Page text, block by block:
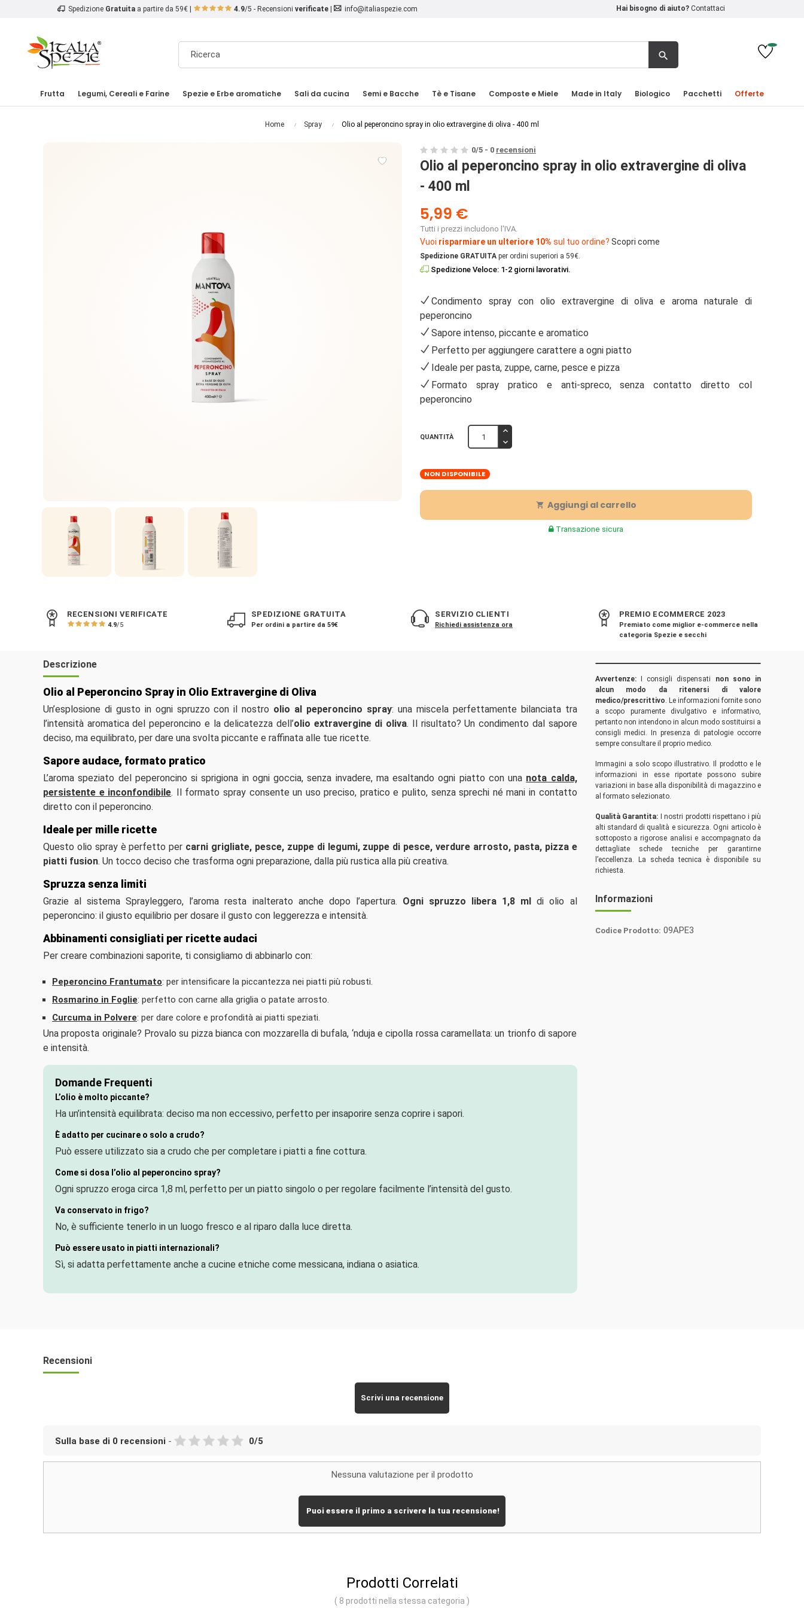
Spedizione Gratuita a partire da 59€ | 4.9/5 - Recensioni verificate info@italiaspezie.com Hai bisogno di aiuto? Contattaci
search
Frutta Legumi, Cereali e Farine Spezie e Erbe aromatiche Sali da cucina Semi e Bacche Tè e Tisane Composte e Miele Made in Italy Biologico Pacchetti Offerte
Home Spray Olio al peperoncino spray in olio extravergine di oliva - 400 ml

0/5 - 0 recensioni
Olio al peperoncino spray in olio extravergine di oliva
- 400 ml
5,99 €
Tutti i prezzi includono l'IVA.
Vuoi risparmiare un ulteriore 10% sul tuo ordine? Scopri come
Spedizione GRATUITA per ordini superiori a 59€.
Spedizione Veloce: 1-2 giorni lavorativi.
Condimento spray con olio extravergine di oliva e aroma naturale di
peperoncino
Sapore intenso, piccante e aromatico
Perfetto per aggiungere carattere a ogni piatto
Ideale per pasta, zuppe, carne, pesce e pizza
Formato spray pratico e anti-spreco, senza contatto diretto col
peperoncino
QUANTITÀ
NON DISPONIBILE
 Aggiungi al carrello
Transazione sicura
RECENSIONI VERIFICATE
4.9/5
SPEDIZIONE GRATUITA
Per ordini a partire da 59€
SERVIZIO CLIENTI
Richiedi assistenza ora
PREMIO ECOMMERCE 2023
Premiato come miglior e-commerce nella
categoria Spezie e secchi
Descrizione
Olio al Peperoncino Spray in Olio Extravergine di Oliva
Un’esplosione di gusto in ogni spruzzo con il nostro olio al peperoncino spray: una miscela perfettamente bilanciata tra
l’intensità aromatica del peperoncino e la delicatezza dell’olio extravergine di oliva. Il risultato? Un condimento dal sapore
deciso, ma equilibrato, per dare una svolta piccante e raffinata alle tue ricette.
Sapore audace, formato pratico
L’aroma speziato del peperoncino si sprigiona in ogni goccia, senza invadere, ma esaltando ogni piatto con una nota calda,
persistente e inconfondibile. Il formato spray consente un uso preciso, pratico e pulito, senza sprechi né mani in contatto
diretto con il peperoncino.
Ideale per mille ricette
Questo olio spray è perfetto per carni grigliate, pesce, zuppe di legumi, zuppe di pesce, verdure arrosto, pasta, pizza e
piatti fusion. Un tocco deciso che trasforma ogni preparazione, dalla più rustica alla più creativa.
Spruzza senza limiti
Grazie al sistema Sprayleggero, l’aroma resta inalterato anche dopo l’apertura. Ogni spruzzo libera 1,8 ml
di olio al
peperoncino: il giusto equilibrio per dosare il gusto con leggerezza e intensità.
Abbinamenti consigliati per ricette audaci
Per creare combinazioni saporite, ti consigliamo di abbinarlo con:
Peperoncino Frantumato: per intensificare la piccantezza nei piatti più robusti.
Rosmarino in Foglie: perfetto con carne alla griglia o patate arrosto.
Curcuma in Polvere: per dare colore e profondità ai piatti speziati.
Una proposta originale? Provalo su pizza bianca con mozzarella di bufala, ‘nduja e cipolla rossa caramellata: un trionfo di sapore
e intensità.
Domande Frequenti
L’olio è molto piccante?
Ha un’intensità equilibrata: deciso ma non eccessivo, perfetto per insaporire senza coprire i sapori.
È adatto per cucinare o solo a crudo?
Può essere utilizzato sia a crudo che per completare i piatti a fine cottura.
Come si dosa l’olio al peperoncino spray?
Ogni spruzzo eroga circa 1,8 ml, perfetto per un piatto singolo o per regolare facilmente l’intensità del gusto.
Va conservato in frigo?
No, è sufficiente tenerlo in un luogo fresco e al riparo dalla luce diretta.
Può essere usato in piatti internazionali?
Sì, si adatta perfettamente anche a cucine etniche come messicana, indiana o asiatica.
Avvertenze:I consigli dispensati
non sono in
alcun modo da ritenersi di valore
medico/prescrittivo. Le informazioni fornite sono
a scopo puramente divulgativo e informativo,
pertanto non intendono in alcun modo sostituirsi a
consigli medici. In presenza di patologie occorre
sempre consultare il proprio medico.
Immagini a solo scopo illustrativo. Il prodotto e le
informazioni in esse riportate possono subire
variazioni in base alla disponibilità di magazzino e
al formato selezionato.
Qualità Garantita: I nostri prodotti rispettano i più
alti standard di qualità e sicurezza. Ogni articolo è
sottoposto a rigorose analisi e accompagnato da
dettagliate schede tecniche per garantirne
l’eccellenza. La scheda tecnica è disponibile su
richiesta.
Informazioni
Codice Prodotto: 09APE3
Recensioni
Scrivi una recensione
Sulla base di 0 recensioni - 0/5
Nessuna valutazione per il prodotto
Puoi essere il primo a scrivere la tua recensione!
Prodotti Correlati
( 8 prodotti nella stessa categoria )